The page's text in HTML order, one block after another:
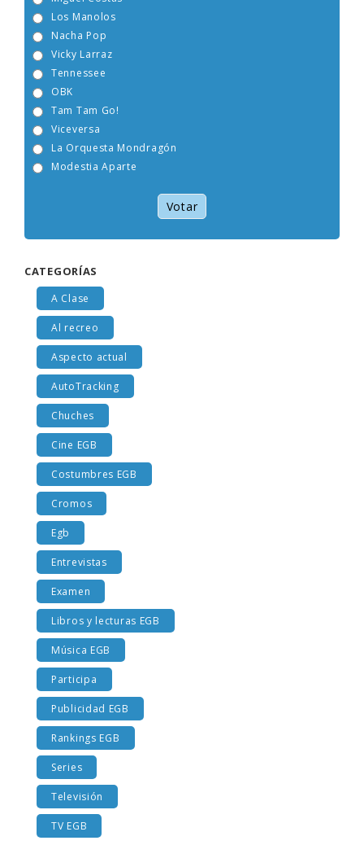
Miguel Costas
Nacha Pop
Vicky Larraz
La Orquesta Mondragón
Modestia Aparte
Votar
A Clase
Al recreo
Aspecto actual
AutoTracking
Chuches
Cine EGB
Costumbres EGB
Cromos
Egb
Entrevistas
Examen
Libros y lecturas EGB
Música EGB
Participa
Publicidad EGB
Rankings EGB
Series
Televisión
TV EGB